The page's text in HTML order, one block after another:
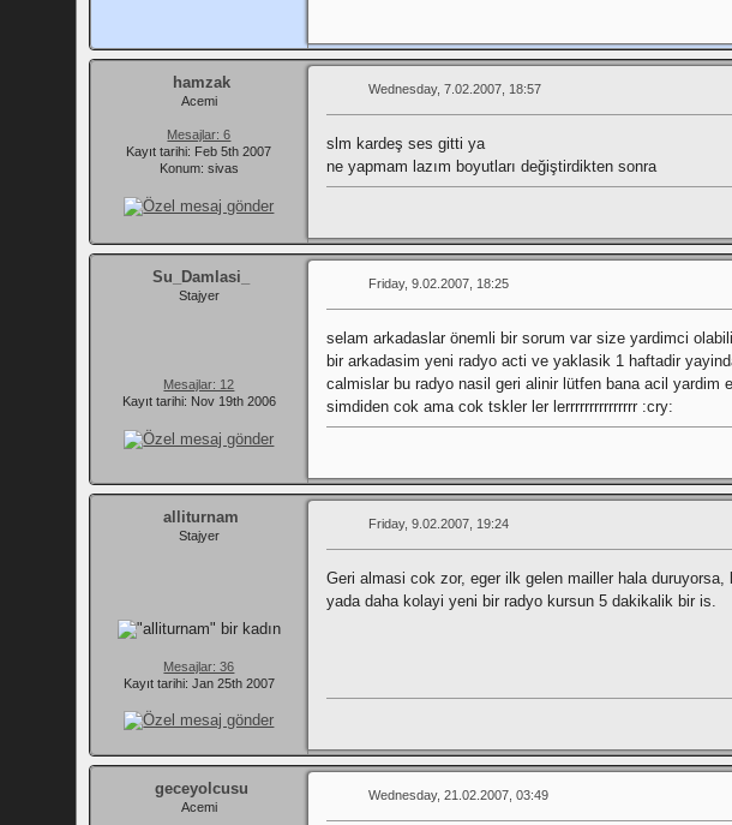
hamzak
Acemi
Mesajlar: 6
Kayıt tarihi: Feb 5th 2007
Konum: sivas
Wednesday, 7.02.2007, 18:57
slm kardeş ses gitti ya
ne yapmam lazım boyutları değiştirdikten sonra
Su_Damlasi_
Stajyer
Mesajlar: 12
Kayıt tarihi: Nov 19th 2006
Friday, 9.02.2007, 18:25
selam arkadaslar önemli bir sorum var size yardimci
bir arkadasim yeni radyo acti ve yaklasik 1 haftadir
calmislar bu radyo nasil geri alinir lütfen bana acil yardim
simdiden cok ama cok tskler ler lerrrrrrrrrrrrrrr :cry:
alliturnam
Stajyer
Mesajlar: 36
Kayıt tarihi: Jan 25th 2007
Friday, 9.02.2007, 19:24
Geri almasi cok zor, eger ilk gelen mailler hala
yada daha kolayi yeni bir radyo kursun 5 dakikalik bir is.
geceyolcusu
Acemi
Wednesday, 21.02.2007, 03:49